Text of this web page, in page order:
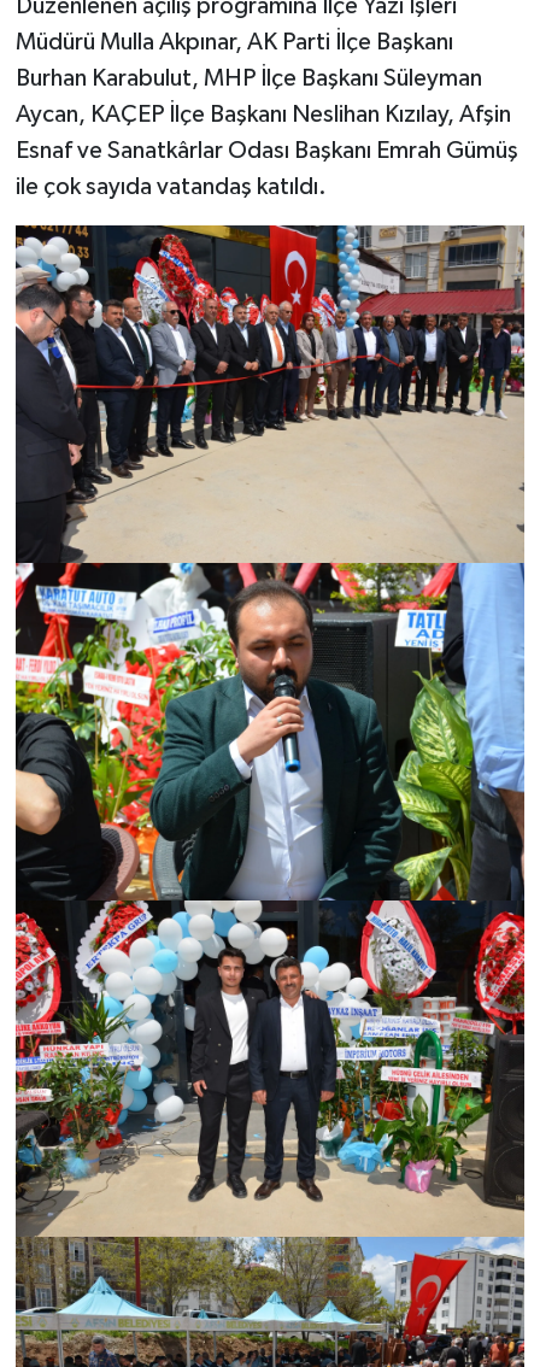
Düzenlenen açılış programına İlçe Yazı İşleri
Müdürü Mulla Akpınar, AK Parti İlçe Başkanı
Burhan Karabulut, MHP İlçe Başkanı Süleyman
Aycan, KAÇEP İlçe Başkanı Neslihan Kızılay, Afşin
Esnaf ve Sanatkârlar Odası Başkanı Emrah Gümüş
ile çok sayıda vatandaş katıldı.